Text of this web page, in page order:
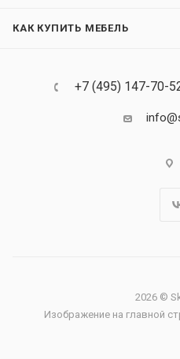
КАК КУПИТЬ МЕБЕЛЬ
+7 (495) 147-70-
2026 ©
Изображение на главной